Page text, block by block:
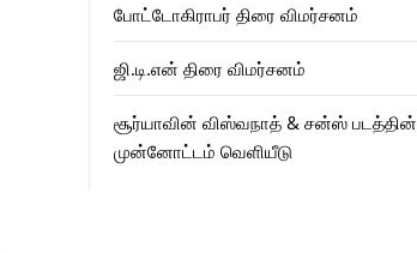
போட்டோகிராபர் திரை விமர்சனம்
ஜி.டி.என் திரை விமர்சனம்
சூர்யாவின் விஸ்வநாத் & சன்ஸ் படத்தின்
முன்னோட்டம் வெளியீடு